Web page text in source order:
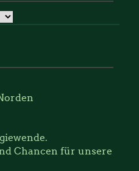
Chancen für unsere